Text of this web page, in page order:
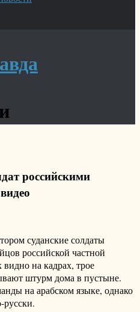
российскими
суданские солдаты
российской частной
на кадрах, трое
штурм дома в пустыне.
на арабском языке, однако
русски.